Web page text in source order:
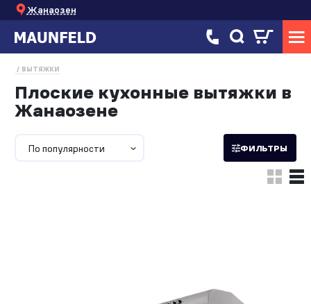
Жанаозен
ВЫТЯЖКИ
Плоские кухонные вытяжки в
Жанаозене
По популярности ФИЛЬТРЫ